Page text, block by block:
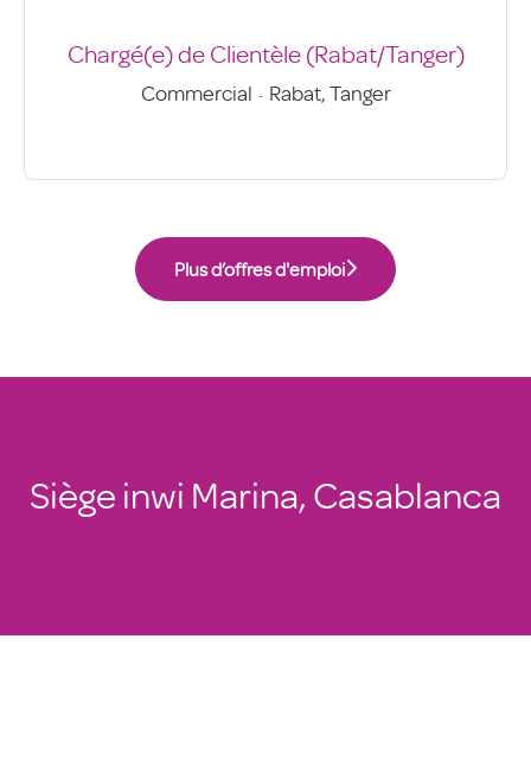
Chargé(e) de Clientèle (Rabat/Tanger)
Commercial · Rabat, Tanger
Plus d’offres d'emploi
Siège inwi Marina, Casablanca